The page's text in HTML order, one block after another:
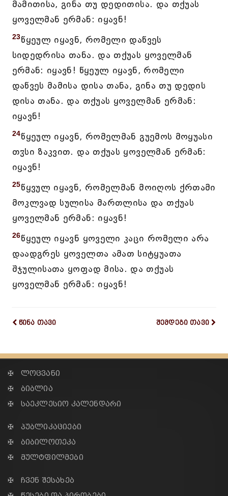
მამითისა, გინა თუ დედითისა. და თქუას
ყოველმან ერმან: იყავნ!
23წყეულ იყავნ, რომელი დაწვეს
სიდედრისა თანა. და თქუას ყოველმან
ერმან: იყავნ! წყეულ იყავნ, რომელი
დაწვეს მამისა დისა თანა, გინა თუ დედის
დისა თანა. და თქუას ყოველმან ერმან:
იყავნ!
24წყეულ იყავნ, რომელმან გუემოს მოყუასი
თჳსი ზაკვით. და თქუას ყოველმან ერმან:
იყავნ!
25წყვულ იყავნ, რომელმან მოიღოს ქრთამი
მოკლვად სულისა მართლისა და თქუას
ყოველმან ერმან: იყავნ!
26წყეულ იყავნ ყოველი კაცი რომელი არა
დაადგრეს ყოველთა ამათ სიტყუათა
შჯულისათა ყოფად მისა. და თქუას
ყოველმან ერმან: იყავნ!
წინა თავი შემდეგი თავი
✠ ლოცვანი
✠ ბიბლია
✠ საეკლესიო კალენდარი
✠ პუბლიკაციები
✠ ბიბილოთეკა
✠ მულტფილმები
✠ ჩვენ შესახებ